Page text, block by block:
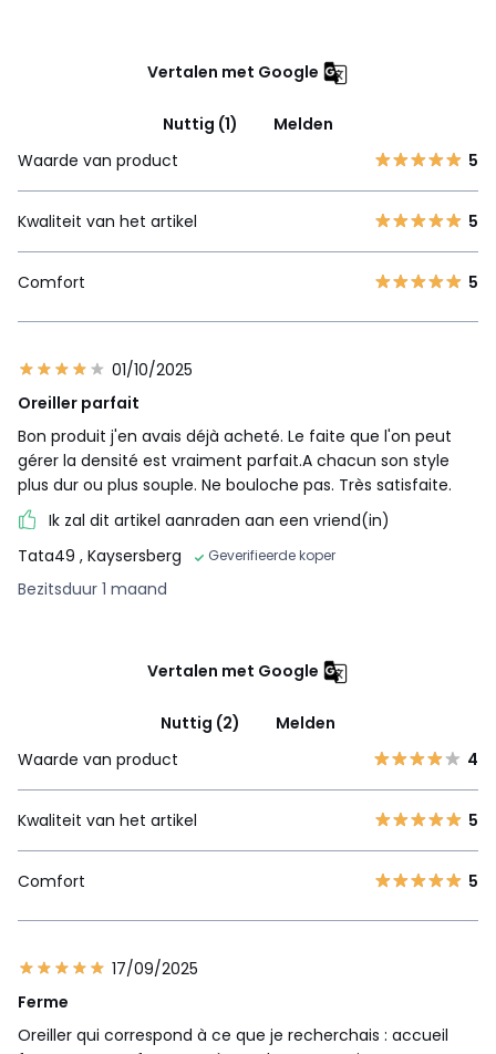
Vertalen met Google
Nuttig (1)
Melden
Waarde van product
5
Kwaliteit van het artikel 5
Comfort 5
01/10/2025
Oreiller parfait
Bon produit j'en avais déjà acheté. Le faite que l'on peut
gérer la densité est vraiment parfait.A chacun son style
plus dur ou plus souple. Ne bouloche pas. Très satisfaite.
Ik zal dit artikel aanraden aan een vriend(in)
Tata49 , Kaysersberg Geverifieerde koper
Bezitsduur 1 maand
Vertalen met Google
Nuttig (2)
Melden
Waarde van product
4
Kwaliteit van het artikel 5
Comfort 5
17/09/2025
Ferme
Oreiller qui correspond à ce que je recherchais : accueil